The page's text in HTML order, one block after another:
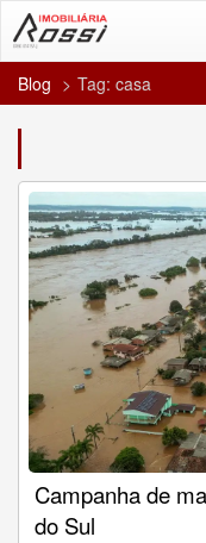
Blog Tag: casa
Campanha de
do Sul